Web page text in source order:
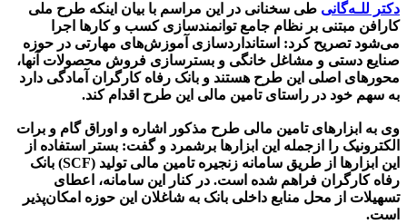
دکتر للـه‌گانی طی سخنانی در این مراسم با بیان اینکه طرح ملی
کارافن مبتنی بر نظام جامع توانمندسازی کسب و کارها اجرا
می‌شود تصریح کرد: استانداردسازی آموزش‌های مهارتی در حوزه
صنایع دستی و مشاغل خانگی و بسترسازی فروش محصولات آنها،
محورهای اصلی این طرح هستند و بانک رفاه کارگران آمادگی دارد
به سهم خود در راستای تامین مالی این طرح اقدام کند.
وی به ابزارهای تامین مالی طرح مذکور اشاره و اوراق گام و برات
الکترونیک را ازجمله این ابزارها برشمرد و گفت: بستر استفاده از
این ابزارها از طریق سامانه زنجیره تامین مالی تولید (SCF) بانک
رفاه کارگران فراهم شده است. در کنار این سامانه، اعطای
تسهیلات از محل منابع داخلی بانک به شاغلان این حوزه امکان‌پذیر
است.